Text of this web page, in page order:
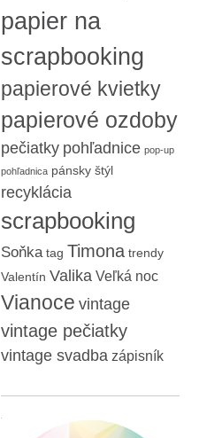
papier na
scrapbooking
papierové kvietky
papierové ozdoby
pečiatky pohľadnice pop-up
pohľadnica pánsky štýl
recyklácia
scrapbooking
Soňka tag Timona trendy
Valentín Valika Veľká noc
Vianoce vintage
vintage pečiatky
vintage svadba zápisník